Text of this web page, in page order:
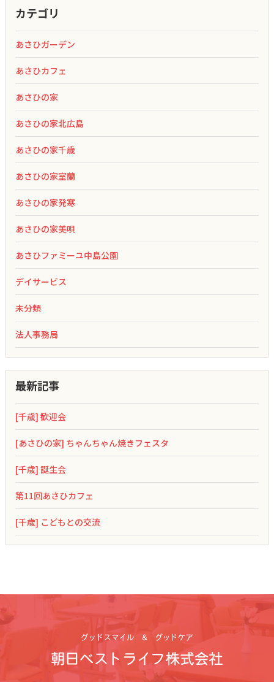
カテゴリ
あさひガーデン
あさひカフェ
あさひの家
あさひの家北広島
あさひの家千歳
あさひの家室蘭
あさひの家発寒
あさひの家美唄
あさひファミーユ中島公園
デイサービス
未分類
法人事務局
最新記事
[千歳] 歓迎会
[あさひの家] ちゃんちゃん焼きフェスタ
[千歳] 誕生会
第11回あさひカフェ
[千歳] こどもとの交流